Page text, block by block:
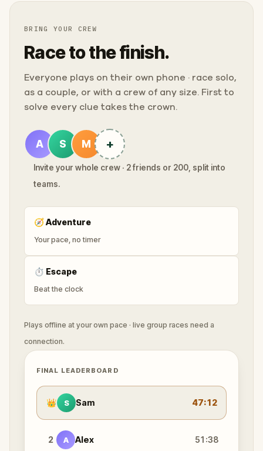
BRING YOUR CREW
Race to the finish.
Everyone plays on their own phone · race solo,
as a couple, or with a crew of any size. First to
solve every clue takes the crown.
A S M +
Invite your whole crew · 2 friends or 200, split into
teams.
🧭Adventure
Your pace, no timer
⏱ Escape
Beat the clock
Plays offline at your own pace · live group races need a
connection.
FINAL LEADERBOARD
👑 S Sam 47:12
2 A Alex 51:38